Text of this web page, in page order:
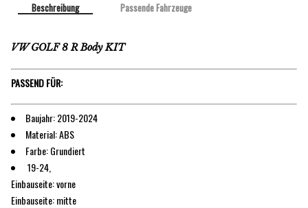
Beschreibung Passende Fahrzeuge
VW GOLF 8 R Body KIT
PASSEND FÜR:
Baujahr: 2019-2024
Material: ABS
Farbe: Grundiert
19-24,
Einbauseite: vorne
Einbauseite: mitte